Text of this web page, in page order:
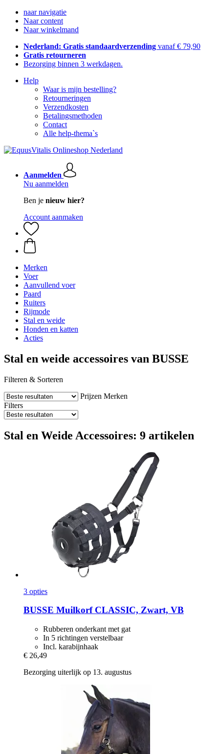
naar navigatie
Naar content
Naar winkelmand
Nederland: Gratis standaardverzending vanaf € 79,90
Gratis retourneren
Bezorging binnen 3 werkdagen.
Help
Waar is mijn bestelling?
Retourneringen
Verzendkosten
Betalingsmethoden
Contact
Alle help-thema`s
Aanmelden
Nu aanmelden
Ben je nieuw hier?
Account aanmaken
Merken
Voer
Aanvullend voer
Paard
Ruiters
Rijmode
Stal en weide
Honden en katten
Acties
Stal en weide accessoires van BUSSE
Filteren & Sorteren
Prijzen Merken
Filters
Stal en Weide Accessoires: 9 artikelen
3 opties
BUSSE Muilkorf CLASSIC, Zwart, VB
Rubberen onderkant met gat
In 5 richtingen verstelbaar
Incl. karabijnhaak
€ 26,49
Bezorging uiterlijk op 13. augustus